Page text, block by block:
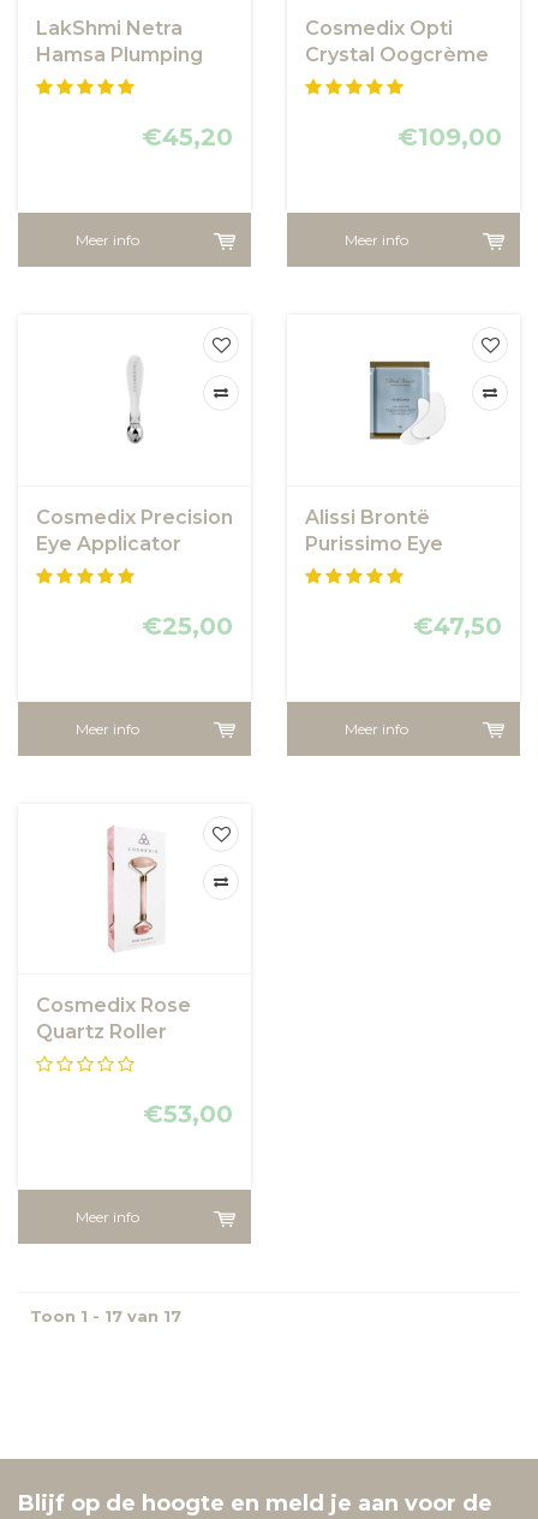
LakShmi Netra
Hamsa Plumping
Eye Balm - LakShmi
€45,20
Meer info
Cosmedix Opti
Crystal Oogcrème
€109,00
Meer info
Cosmedix Precision
Eye Applicator
€25,00
Meer info
Alissi Brontë
Purissimo Eye
Contour Duo
€47,50
Meer info
Cosmedix Rose
Quartz Roller
€53,00
Meer info
Toon 1 - 17 van 17
Blijf op de hoogte en meld je aan voor de